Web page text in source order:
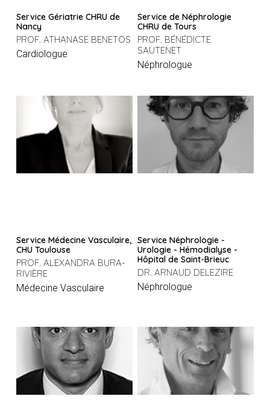
Service Gériatrie CHRU de
Nancy
PROF. ATHANASE BENETOS
Cardiologue
Service de Néphrologie
CHRU de Tours
PROF. BÉNÉDICTE
SAUTENET
Néphrologue
Service Médecine Vasculaire,
CHU Toulouse
PROF. ALEXANDRA BURA-
RIVIÈRE
Médecine Vasculaire
Service Néphrologie -
Urologie - Hémodialyse -
Hôpital de Saint-Brieuc
DR. ARNAUD DELEZIRE
Néphrologue